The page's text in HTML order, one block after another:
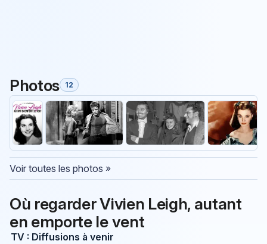
Photos 12
Voir toutes les photos »
Où regarder Vivien Leigh, autant
en emporte le vent
TV : Diffusions à venir